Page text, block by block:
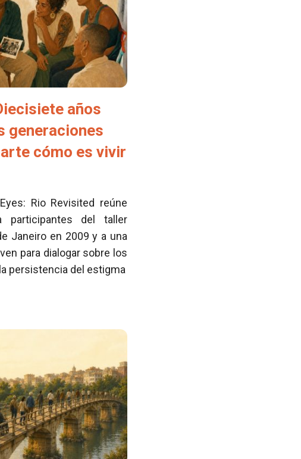
años
generaciones
cómo es vivir
Rio Revisited reúne
participantes del taller
Janeiro en 2009 y a una
para dialogar sobre los
persistencia del estigma